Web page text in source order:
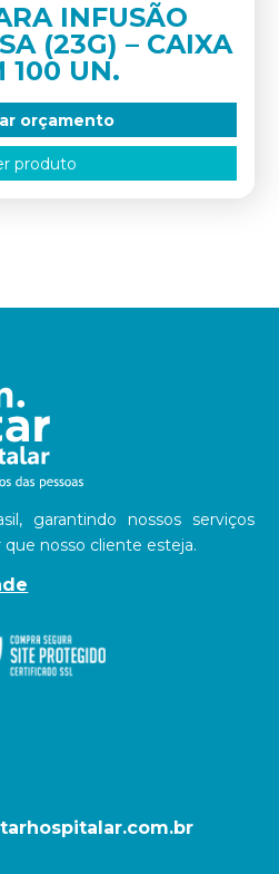
INFUSÃO
(23G) – CAIXA
100 UN.
orçamento
produto
garantindo nossos serviços
nosso cliente esteja.